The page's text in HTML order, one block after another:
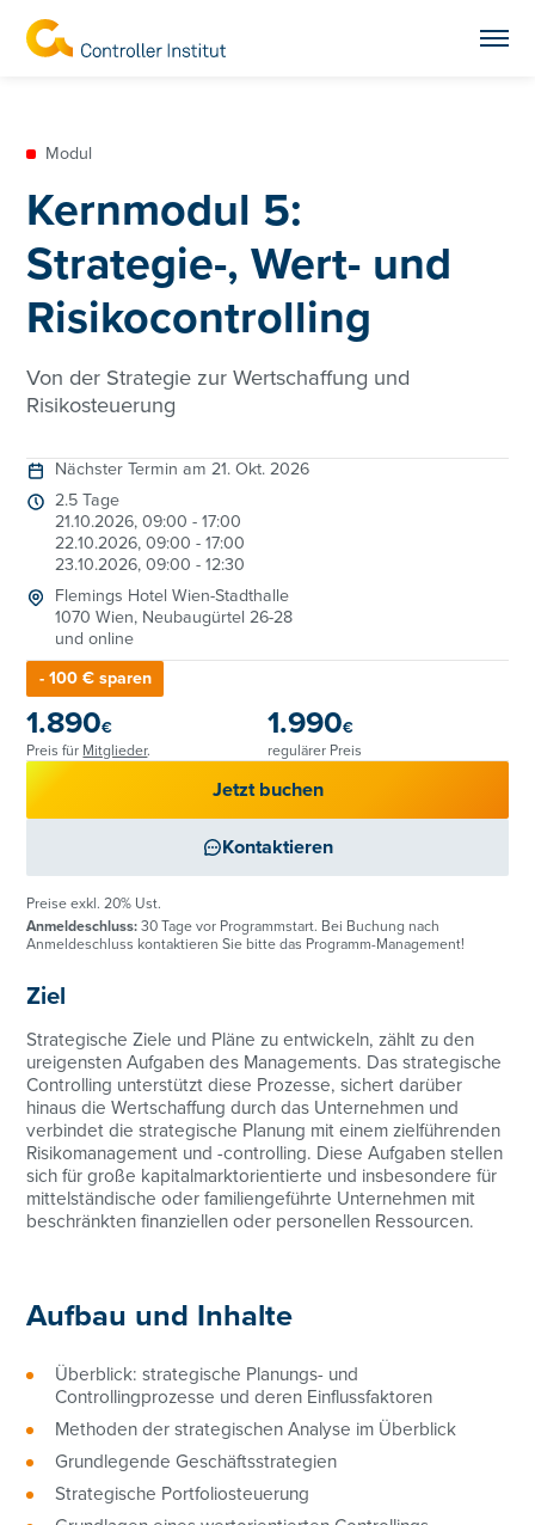
Modul
Kernmodul 5:
Strategie-, Wert- und
Risikocontrolling
Von der Strategie zur Wertschaffung und
Risikosteuerung
Ziel
Strategische Ziele und Pläne zu entwickeln, zählt zu den
ureigensten Aufgaben des Managements. Das strategische
Controlling unterstützt diese Prozesse, sichert darüber
hinaus die Wertschaffung durch das Unternehmen und
verbindet die strategische Planung mit einem zielführenden
Risikomanagement und -controlling. Diese Aufgaben stellen
sich für große kapitalmarktorientierte und insbesondere für
mittelständische oder familiengeführte Unternehmen mit
beschränkten finanziellen oder personellen Ressourcen.
Aufbau und Inhalte
Überblick: strategische Planungs- und
Controllingprozesse und deren Einflussfaktoren
Methoden der strategischen Analyse im Überblick
Grundlegende Geschäftsstrategien
Strategische Portfoliosteuerung
Nächster Termin am 21. Okt. 2026
2.5 Tage
21.10.2026, 09:00 - 17:00
22.10.2026, 09:00 - 17:00
23.10.2026, 09:00 - 12:30
Flemings Hotel Wien-Stadthalle
1070 Wien, Neubaugürtel 26-28
und online
- 100 € sparen
1.890€
Preis für Mitglieder.
1.990€
regulärer Preis
Jetzt buchen
Kontaktieren
Preise exkl. 20% Ust.
Anmeldeschluss: 30 Tage vor Programmstart. Bei Buchung nach
Anmeldeschluss kontaktieren Sie bitte das Programm-Management!